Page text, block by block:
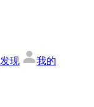
发现 我的